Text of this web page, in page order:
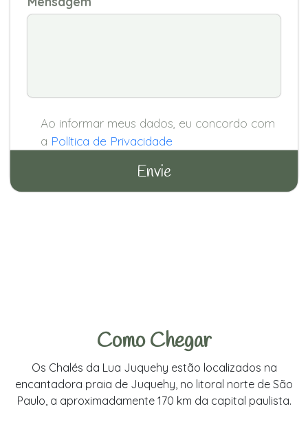
Ao informar meus dados, eu concordo com
a Política de Privacidade
Como Chegar
Os Chalés da Lua Juquehy estão localizados na
encantadora praia de Juquehy, no litoral norte de São
Paulo, a aproximadamente 170 km da capital paulista.